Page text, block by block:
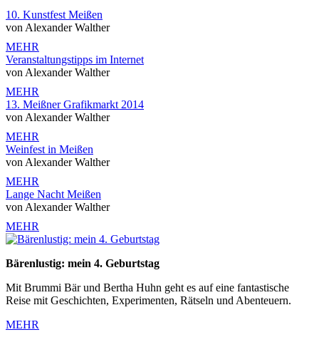
10. Kunstfest Meißen
von Alexander Walther
MEHR
Veranstaltungstipps im Internet
von Alexander Walther
MEHR
13. Meißner Grafikmarkt 2014
von Alexander Walther
MEHR
Weinfest in Meißen
von Alexander Walther
MEHR
Lange Nacht Meißen
von Alexander Walther
MEHR
Bärenlustig: mein 4. Geburtstag
Mit Brummi Bär und Bertha Huhn geht es auf eine fantastische
Reise mit Geschichten, Experimenten, Rätseln und Abenteuern.
MEHR